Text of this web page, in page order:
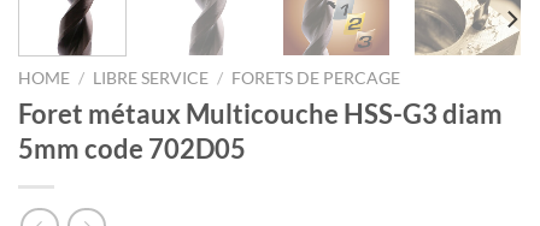
HOME / LIBRE SERVICE / FORETS DE PERCAGE
Foret métaux Multicouche HSS-G3 diam
5mm code 702D05